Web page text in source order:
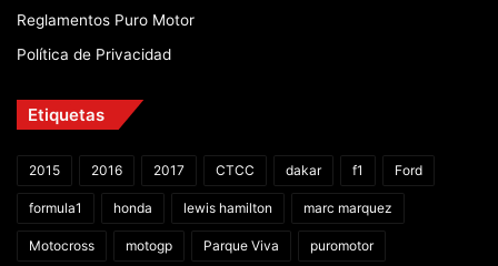
Reglamentos Puro Motor
Política de Privacidad
Etiquetas
2015 2016 2017 CTCC dakar f1 Ford
formula1 honda lewis hamilton marc marquez
Motocross motogp Parque Viva puromotor